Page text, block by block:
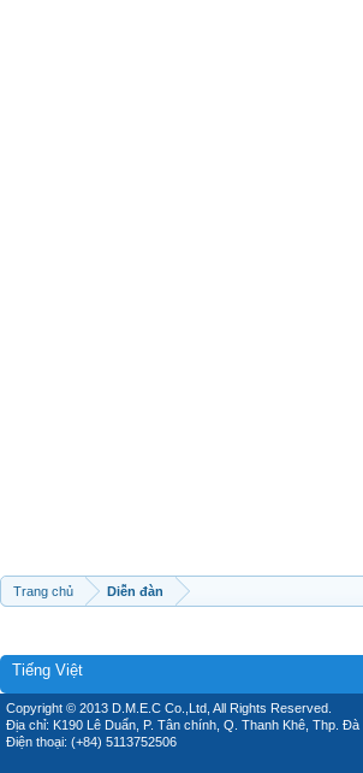
Trang chủ Diễn đàn
Tiếng Việt
Copyright © 2013 D.M.E.C Co.,Ltd, All Rights Reserved.
Địa chỉ: K190 Lê Duẩn, P. Tân chính, Q. Thanh Khê, Thp. Đà
Điện thoại: (+84) 5113752506